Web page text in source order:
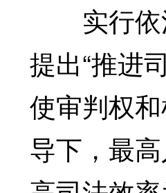
实行依
提出“推进
使审判权
导下，最